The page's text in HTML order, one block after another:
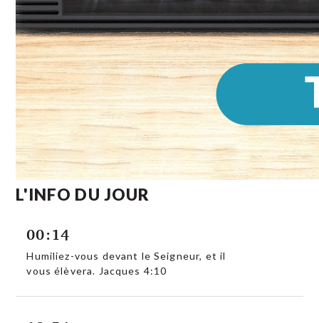
L'INFO DU JOUR
00:14
Humiliez-vous devant le Seigneur, et il
vous élèvera. Jacques 4:10